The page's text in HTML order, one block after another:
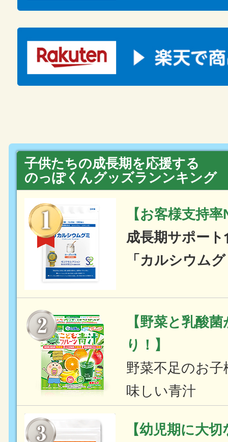
子供たちの成長期を応援する
のっぽくんグッズランンキング
【お客様支持
成長期サポート
「カルシウム
【野菜と乳酸
り！】
野菜不足のお
味しい青汁
【幼児期に大